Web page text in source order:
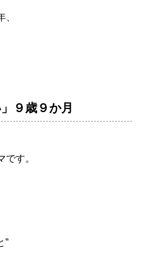
９歳９か月
す。
”